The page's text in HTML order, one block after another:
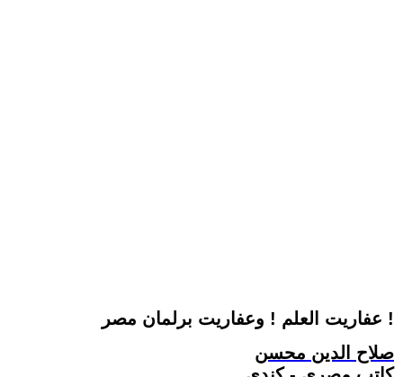
عفاريت العلم ! وعفاريت برلمان مصر !
صلاح الدين محسن